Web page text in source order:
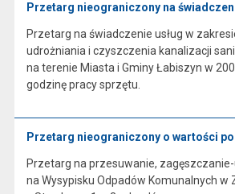
Przetarg nieograniczony na
Przetarg na świadczenie usług w
udrożniania i czyszczenia kanalizacji
na terenie Miasta i Gminy Łabiszyn w
godzinę pracy sprzętu.
Przetarg nieograniczony o wartości
Przetarg na przesuwanie,
na Wysypisku Odpadów Komunalnych w